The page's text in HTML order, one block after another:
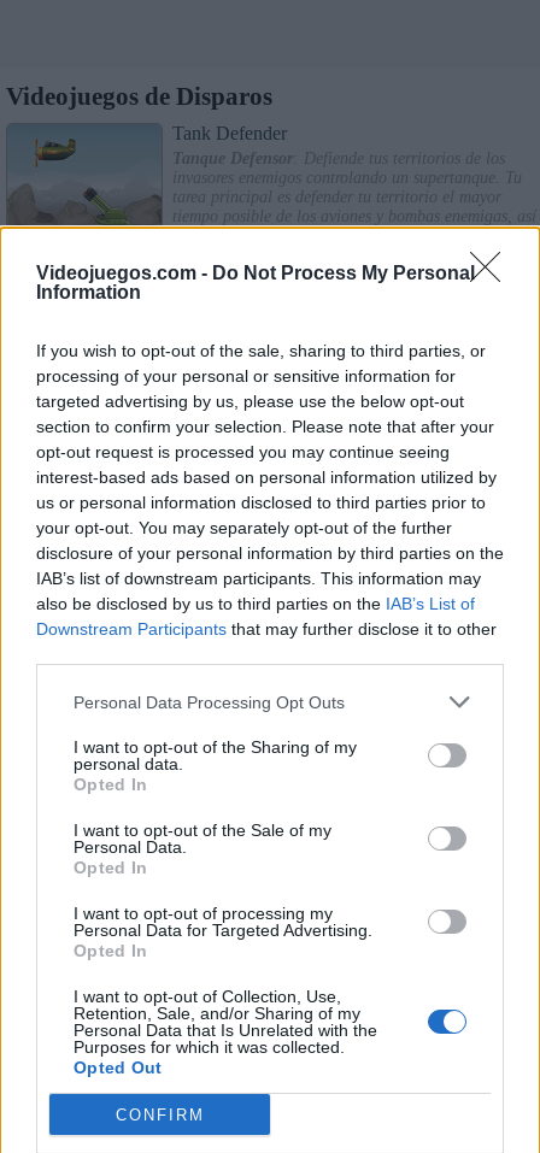
Videojuegos.com - Do Not Process My Personal
Information
If you wish to opt-out of the sale, sharing to third parties, or
processing of your personal or sensitive information for
targeted advertising by us, please use the below opt-out
section to confirm your selection. Please note that after your
opt-out request is processed you may continue seeing
interest-based ads based on personal information utilized by
us or personal information disclosed to third parties prior to
your opt-out. You may separately opt-out of the further
disclosure of your personal information by third parties on the
IAB’s list of downstream participants. This information may
also be disclosed by us to third parties on the IAB’s List of
Downstream Participants that may further disclose it to other
Personal Data Processing Opt Outs
I want to opt-out of the Sharing of my
personal data.
Opted In
I want to opt-out of the Sale of my
Personal Data.
Opted In
I want to opt-out of processing my
Personal Data for Targeted Advertising.
Opted In
I want to opt-out of Collection, Use,
Retention, Sale, and/or Sharing of my
Personal Data that Is Unrelated with the
Purposes for which it was collected.
Opted Out
CONFIRM
Videojuegos de Disparos
Tank Defender
Tanque Defensor
: Defiende tus territorios de los
invasores enemigos controlando un supertanque. Tu
tarea principal es defender tu territorio el mayor
tiempo posible de los aviones y bombas enemigas, así
aviones de carga militares. Resiste el mayor tiempo
posible y demuestra que eres un experto tanquista.
Tiroteo Robot : Los extraterrestres quieren apoderarse
de su planeta. Tendrás que luchar contra ellos con
todas tus fuerzas.
Shot Trigger
Gatillo Fácil: Un genial juego de disparos en el que
debes completar varios niveles eliminando a todos
los malos de cada fase. Usa tus reflejos superiores
para ralentizar el tiempo y derribar a los enemigos
de un solo disparo. Haz un uso inteligente de tus
balas limitadas y diviértete.
Save The Cowboy
puestos en la horca. Dispones de un tiempo y número
de que mueran ahorcados.
Maestro de la Pistola: Ayuda a nuestro héroe a
matar a todos sus enemigos. Puedes obtener
¡Que te diviertas!
manzana sobre la cabeza de tus amigos de forma
segura, sin alcanzarles por accidente!
Bill The Bowman
Bill el arquero
Robin Hood? Ahora puedes practicar tus habilidades